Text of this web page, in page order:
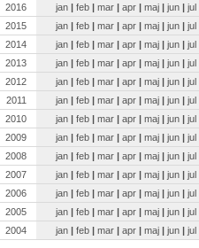
2016
jan | feb | mar | apr | maj | jun | jul
2015
jan | feb | mar | apr | maj | jun | jul
2014
jan | feb | mar | apr | maj | jun | jul
2013
jan | feb | mar | apr | maj | jun | jul
2012
jan | feb | mar | apr | maj | jun | jul
2011
jan | feb | mar | apr | maj | jun | jul
2010
jan | feb | mar | apr | maj | jun | jul
2009
jan | feb | mar | apr | maj | jun | jul
2008
jan | feb | mar | apr | maj | jun | jul
2007
jan | feb | mar | apr | maj | jun | jul
2006
jan | feb | mar | apr | maj | jun | jul
2005
jan | feb | mar | apr | maj | jun | jul
2004
jan | feb | mar | apr | maj | jun | jul